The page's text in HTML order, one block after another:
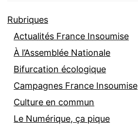
Rubriques
Actualités France Insoumise
À l’Assemblée Nationale
Bifurcation écologique
Campagnes France Insoumise
Culture en commun
Le Numérique, ça pique